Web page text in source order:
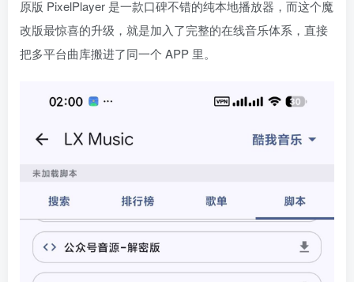
原版 PixelPlayer 是一款口碑不错的纯本地播放器，而这个魔
改版最惊喜的升级，就是加入了完整的在线音乐体系，直接
把多平台曲库搬进了同一个 APP 里。